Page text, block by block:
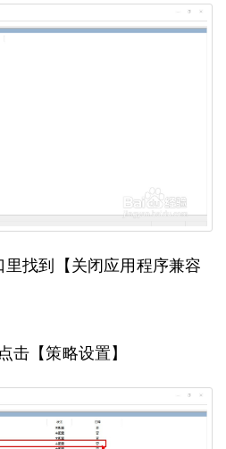
找到【关闭应用程序兼容
击【策略设置】